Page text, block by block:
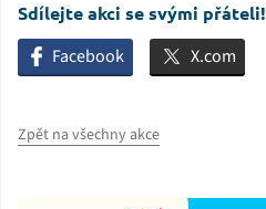
Sdílejte akci se svými přáteli!
Facebook X.com
Zpět na všechny akce